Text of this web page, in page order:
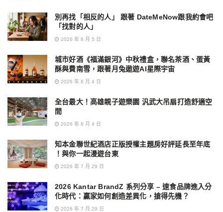
別再找「相反的人」 跟著 DateMeNow跟我約會吧
「找對的人」
2026 年 8 月 5 日
城市好酒《福滿銀河》中秋禮盒，聯名茶酒、蛋黃
酥與費南雪，跟著月兔遨遊AI星際宇宙
2026 年 8 月 4 日
全台最大！高雄親子遊樂園 汎武大吊扇打造舒適空
間
2026 年 8 月 4 日
知本金聯世紀酒店正版授權主題房好評延長至年底
！與你一起漫遊台東
2026 年 7 月 29 日
2026 Kantar BrandZ 系列分享 – 速食品牌進入分
化時代：贏家如何創造差異化，搶得先機？
2026 年 7 月 29 日